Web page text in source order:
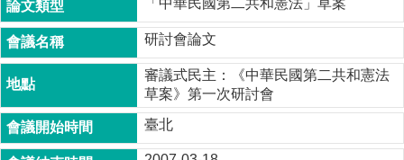
士
班
碩
士
班
在
職
研討會論文
審議式民主：《中華民國第二共和憲法
草案》第一次研討會
臺北